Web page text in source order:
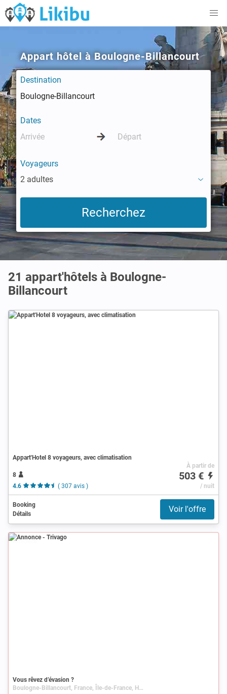
Appart hôtel à Boulogne-Billancourt
Destination
Dates
Voyageurs
2 adultes
21 appart'hôtels à Boulogne-
Billancourt
Appart'Hotel 8 voyageurs, avec climatisation
8
4.6
( 307 avis )
À partir de
503 €
/ nuit
Booking
Détails
Voir l'offre
Annonce
Vous rêvez d’évasion ?
Boulogne-Billancourt, France, Île-de-France, Hauts-de-Seine